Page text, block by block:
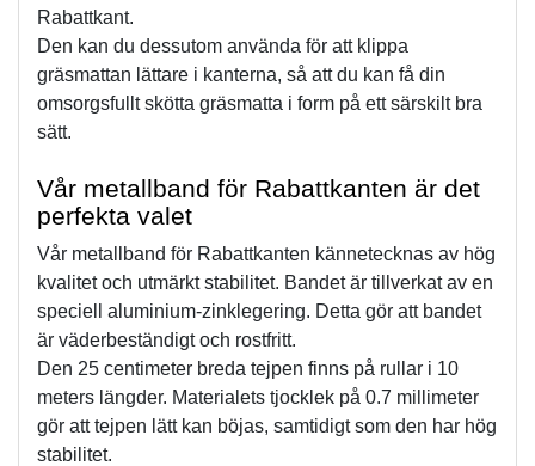
Rabattkant.
Den kan du dessutom använda för att klippa
gräsmattan lättare i kanterna, så att du kan få din
omsorgsfullt skötta gräsmatta i form på ett särskilt bra
sätt.
Vår metallband för Rabattkanten är det
perfekta valet
Vår metallband för Rabattkanten kännetecknas av hög
kvalitet och utmärkt stabilitet. Bandet är tillverkat av en
speciell aluminium-zinklegering. Detta gör att bandet
är väderbeständigt och rostfritt.
Den 25 centimeter breda tejpen finns på rullar i 10
meters längder. Materialets tjocklek på 0.7 millimeter
gör att tejpen lätt kan böjas, samtidigt som den har hög
stabilitet.